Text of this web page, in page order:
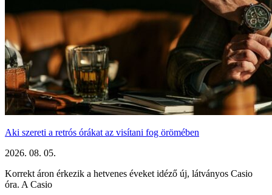
Aki szereti a retrós órákat az visítani fog örömében
2026. 08. 05.
Korrekt áron érkezik a hetvenes éveket idéző új, látványos Casio
óra. A Casio